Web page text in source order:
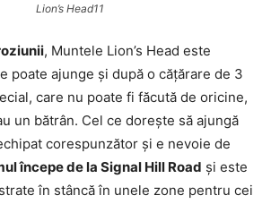
Lion’s Head11
, Muntele Lion’s Head este
poate ajunge și după o cățărare de 3
care nu poate fi făcută de oricine,
un bătrân. Cel ce dorește să ajungă
corespunzător și e nevoie de
începe de la Signal Hill Road și este
în stâncă în unele zone pentru cei